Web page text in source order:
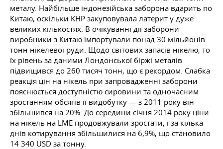
металу. Найбільше індонезійська заборона вдарить по
Китаю, оскільки КНР закуповувала латерит у дуже
великих кількостях. В очікуванні дії заборони
виробники з Китаю імпортували понад 30 мільйонів
тонн нікелевої руди. Щодо світових запасів нікелю, то
їх рівень за даними Лондонської біржі металів
підвищився до 260 тисяч тонн, що є рекордом. Слабка
реакція цін на нікель при запровадженні заборони
пояснюється доступністю сировини та одночасним
зростанням обсягів її видобутку — з 2011 року він
збільшився на 20%. До середини січня 2014 року ціни
на нікель на LME продовжували зростати, і за кілька
днів котирування збільшилися на 6,9%, що становило
14 340 USD за тонну.